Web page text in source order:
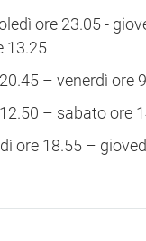
ore 23.05 -
13.25
– venerdì ore
– sabato ore
ore 18.55 –